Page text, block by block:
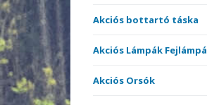
Horgok
Akciós bottartó táska
Akciós Lámpák
Akciós Orsók